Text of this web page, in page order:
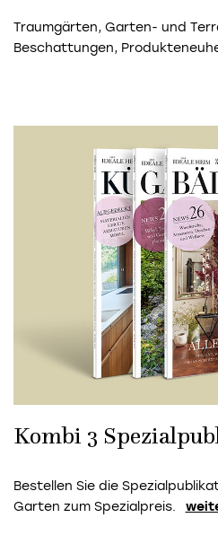
Traumgärten, Garten- und
Beschattungen,
Kombi 3
Bestellen Sie die
Garten zum Spezialpreis.